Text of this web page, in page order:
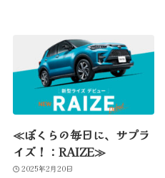
≪ぼくらの毎日に、サプラ
イズ！：RAIZE≫
2025年2月20日